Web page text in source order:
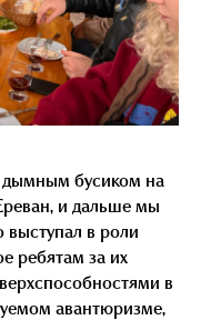
дымным бусиком на
и дальше мы
выступал в роли
ребятам за их
в
авантюризме,